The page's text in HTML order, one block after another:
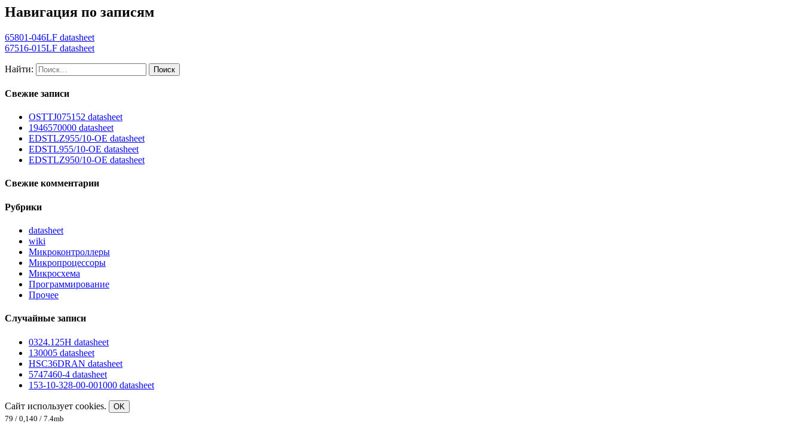
Навигация по записям
65801-046LF datasheet
67516-015LF datasheet
Найти:
Свежие записи
OSTTJ075152 datasheet
1946570000 datasheet
EDSTLZ955/10-OE datasheet
EDSTL955/10-OE datasheet
EDSTLZ950/10-OE datasheet
Свежие комментарии
Рубрики
datasheet
wiki
Микроконтроллеры
Микропроцессоры
Микросхема
Программирование
Прочее
Случайные записи
0324.125H datasheet
130005 datasheet
HSC36DRAN datasheet
5747460-4 datasheet
153-10-328-00-001000 datasheet
Сайт использует cookies.
OK
79 / 0,140 / 7.4mb